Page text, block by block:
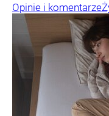
Opinie i komentarze